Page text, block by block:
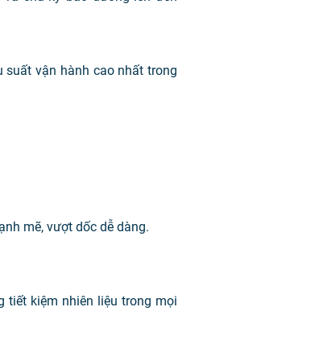
vận hành cao nhất trong
mẽ, vượt dốc dễ dàng.
kiệm nhiên liệu trong mọi